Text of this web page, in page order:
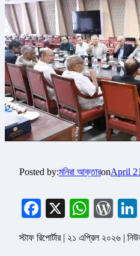
Posted by:মনিরা আক্তারonApril
Facebook
X
স্টাফ রিপোর্টার | ২১ এপ্রিল ২০২৬ |